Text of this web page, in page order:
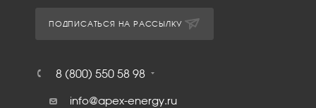
ПОДПИСАТЬСЯ НА РАССЫЛКУ
8 (800) 550 58 98
info@apex-energy.ru